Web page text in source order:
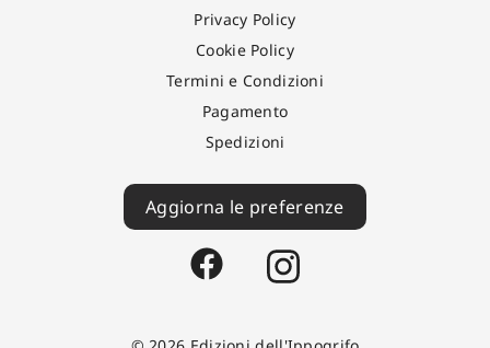
Privacy Policy
Cookie Policy
Termini e Condizioni
Pagamento
Spedizioni
Aggiorna le preferenze